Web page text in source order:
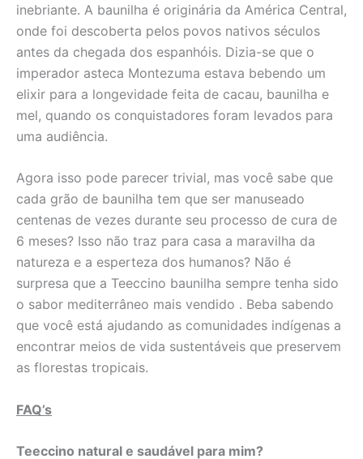
inebriante. A baunilha é originária da América Central,
onde foi descoberta pelos povos nativos séculos
antes da chegada dos espanhóis. Dizia-se que o
imperador asteca Montezuma estava bebendo um
elixir para a longevidade feita de cacau, baunilha e
mel, quando os conquistadores foram levados para
uma audiência.
Agora isso pode parecer trivial, mas você sabe que
cada grão de baunilha tem que ser manuseado
centenas de vezes durante seu processo de cura de
6 meses? Isso não traz para casa a maravilha da
natureza e a esperteza dos humanos? Não é
surpresa que a Teeccino baunilha sempre tenha sido
o sabor mediterrâneo mais vendido . Beba sabendo
que você está ajudando as comunidades indígenas a
encontrar meios de vida sustentáveis que preservem
as florestas tropicais.
FAQ’s
Teeccino natural e saudável para mim?